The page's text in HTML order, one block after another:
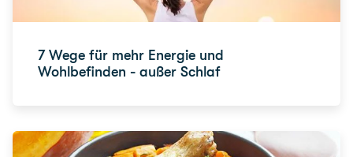
7 Wege für mehr Energie und
Wohlbefinden - außer Schlaf